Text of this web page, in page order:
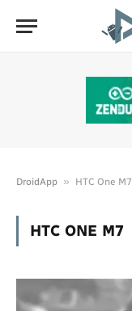
DroidApp » HTC One M7
HTC ONE M7